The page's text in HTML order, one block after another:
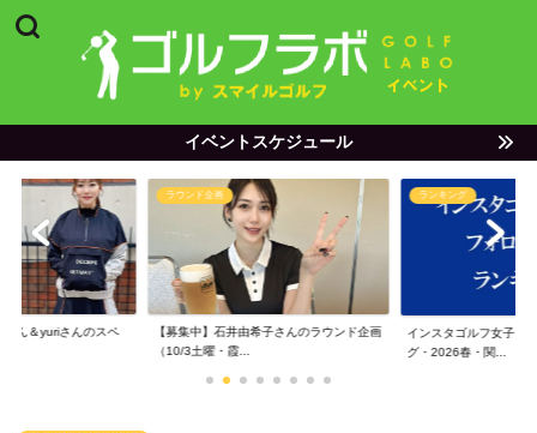
イベントスケジュール
ん＆yuriさんのスペ
ラウンド企画
【募集中】石井由希子さんのラウンド企画
（10/3土曜・霞...
ランキング
インスタゴルフ女子フ
グ・2026春・関...